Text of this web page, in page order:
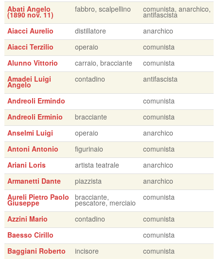
Abati Angelo
(1890 nov. 11)
fabbro, scalpellino comunista, anarchico,
antifascista
Aiacci Aurelio
distillatore
anarchico
Aiacci Terzilio
operaio
comunista
Alunno Vittorio
carraio, bracciante
comunista
Amadei Luigi
Angelo
contadino antifascista
Andreoli Ermindo
comunista
Andreoli Erminio
bracciante
comunista
Anselmi Luigi
operaio
anarchico
Antoni Antonio
figurinaio
comunista
Ariani Loris
artista teatrale
anarchico
Armanetti Dante
piazzista
anarchico
Aureli Pietro Paolo
Giuseppe
bracciante,
pescatore, merciaio
comunista
Azzini Mario contadino
comunista
Baesso Cirillo
comunista
Baggiani Roberto
incisore
comunista